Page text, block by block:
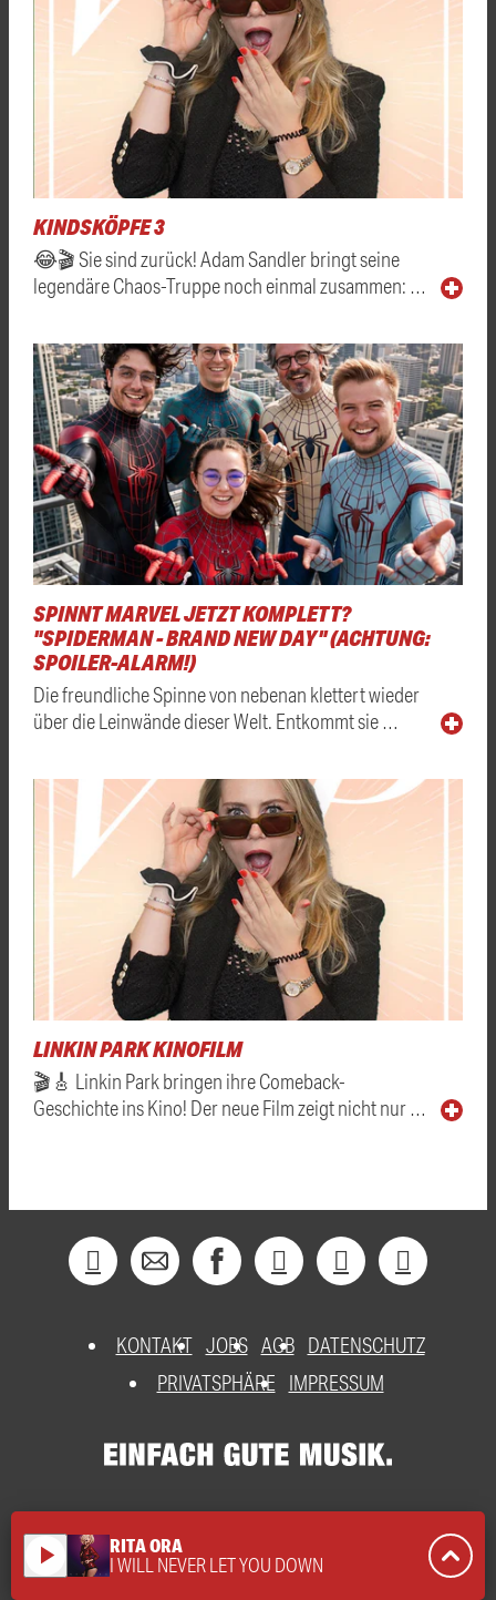
KINDSKÖPFE 3
😂🎬 Sie sind zurück! Adam Sandler bringt seine
legendäre Chaos-Truppe noch einmal zusammen: …
SPINNT MARVEL JETZT KOMPLETT?
"SPIDERMAN - BRAND NEW DAY" (ACHTUNG:
SPOILER-ALARM!)
Die freundliche Spinne von nebenan klettert wieder
über die Leinwände dieser Welt. Entkommt sie …
LINKIN PARK KINOFILM
🎬🎸 Linkin Park bringen ihre Comeback-
Geschichte ins Kino! Der neue Film zeigt nicht nur …
KONTAKT JOBS AGB DATENSCHUTZ
PRIVATSPHÄRE
IMPRESSUM
play_arrow RITA ORA
I WILL NEVER LET YOU DOWN